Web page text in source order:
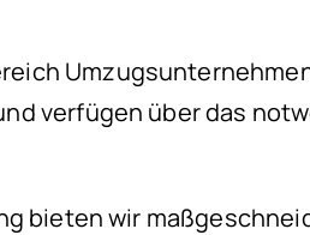
verfügen über das
bieten wir